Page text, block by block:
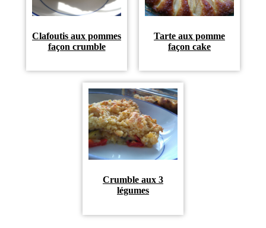
Clafoutis aux pommes
façon crumble
Tarte aux pomme
façon cake
Crumble aux 3
légumes